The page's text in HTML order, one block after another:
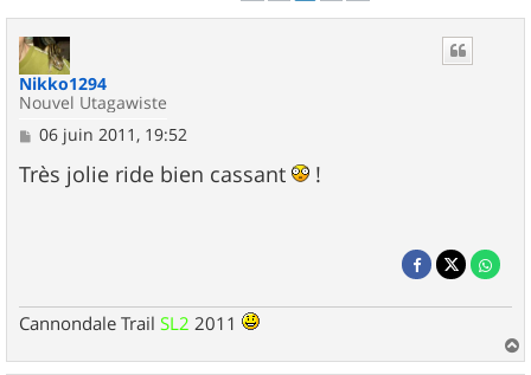
Nikko1294
Nouvel Utagawiste
M
s
s
06 juin 2011, 19:52
Très jolie ride bien cassant !
Cannondale Trail SL2 2011
a